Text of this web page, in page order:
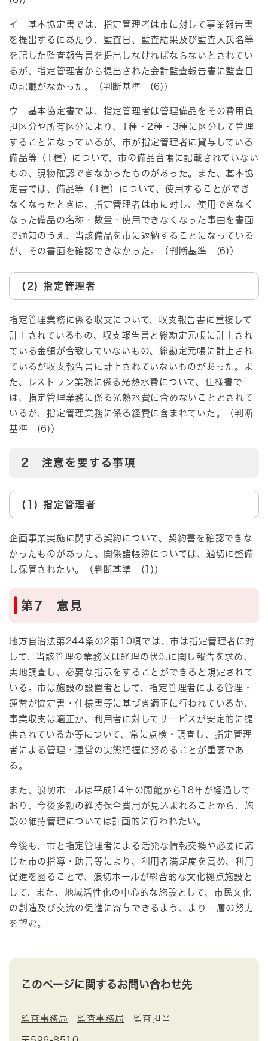
イ 基本協定書では、指定管理者は市に対して事業報告書
を提出するにあたり、監査日、監査結果及び監査人氏名等
を記した監査報告書を提出しなければならないとされてい
るが、指定管理者から提出された会計監査報告書に監査日
の記載がなかった。（判断基準 (6)）
ウ 基本協定書では、指定管理者は管理備品をその費用負
担区分や所有区分により、1種・2種・3種に区分して管理
することになっているが、市が指定管理者に貸与している
備品等（1種）について、市の備品台帳に記載されていない
もの、現物確認できなかったものがあった。また、基本協
定書では、備品等（1種）について、使用することができ
なくなったときは、指定管理者は市に対し、使用できなく
なった備品の名称・数量・使用できなくなった事由を書面
で通知のうえ、当該備品を市に返納することになっている
が、その書面を確認できなかった。（判断基準 (6)）
(2) 指定管理者
指定管理業務に係る収支について、収支報告書に重複して
計上されているもの、収支報告書と総勘定元帳に計上され
ている金額が合致していないもの、総勘定元帳に計上され
ているが収支報告書に計上されていないものがあった。ま
た、レストラン業務に係る光熱水費について、仕様書で
は、指定管理業務に係る光熱水費に含めないこととされて
いるが、指定管理業務に係る経費に含まれていた。（判断
基準 (6)）
2 注意を要する事項
(1) 指定管理者
企画事業実施に関する契約について、契約書を確認できな
かったものがあった。関係諸帳簿については、適切に整備
し保管されたい。（判断基準 (1)）
第7 意見
地方自治法第244条の2第10項では、市は指定管理者に対
して、当該管理の業務又は経理の状況に関し報告を求め、
実地調査し、必要な指示をすることができると規定されて
いる。市は施設の設置者として、指定管理者による管理・
運営が協定書・仕様書等に基づき適正に行われているか、
事業収支は適正か、利用者に対してサービスが安定的に提
供されているか等について、常に点検・調査し、指定管理
者による管理・運営の実態把握に努めることが重要であ
る。
また、浪切ホールは平成14年の開館から18年が経過して
おり、今後多額の維持保全費用が見込まれることから、施
設の維持管理については計画的に行われたい。
今後も、市と指定管理者による活発な情報交換や必要に応
じた市の指導・助言等により、利用者満足度を高め、利用
促進を図ることで、浪切ホールが総合的な文化拠点施設と
して、また、地域活性化の中心的な施設として、市民文化
の創造及び交流の促進に寄与できるよう、より一層の努力
を望む。
このページに関するお問い合わせ先
監査事務局 監査事務局 監査担当